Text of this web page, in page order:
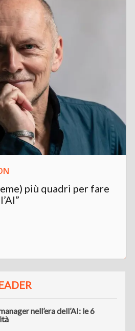
più quadri per fare
nell’era dell’AI: le 6